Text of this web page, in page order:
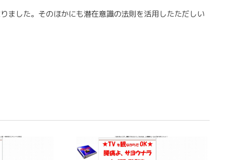
た。そのほかにも潜在意識の法則を活用したただしい